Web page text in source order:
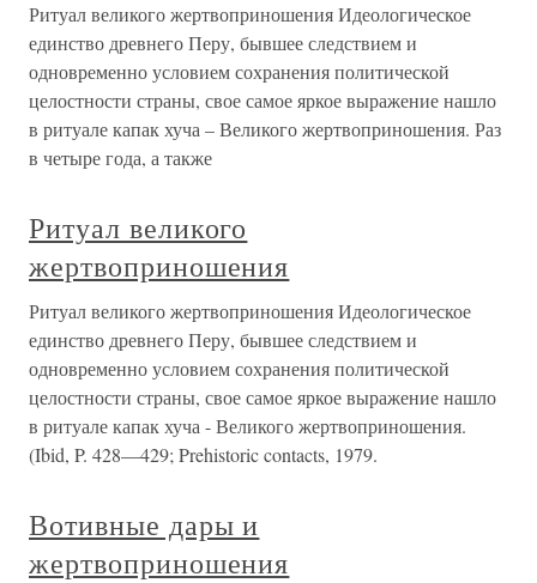
Ритуал великого жертвоприношения Идеологическое
единство древнего Перу, бывшее следствием и
одновременно условием сохранения политической
целостности страны, свое самое яркое выражение нашло
в ритуале капак хуча – Великого жертвоприношения. Раз
в четыре года, а также
Ритуал великого
жертвоприношения
Ритуал великого жертвоприношения Идеологическое
единство древнего Перу, бывшее следствием и
одновременно условием сохранения политической
целостности страны, свое самое яркое выражение нашло
в ритуале капак хуча - Великого жертвоприношения.
(Ibid, P. 428—429; Prehistoric contacts, 1979.
Вотивные дары и
жертвоприношения